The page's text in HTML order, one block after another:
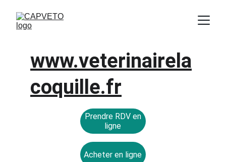
www.veterinairela
coquille.fr
Prendre RDV en
ligne
Acheter en ligne